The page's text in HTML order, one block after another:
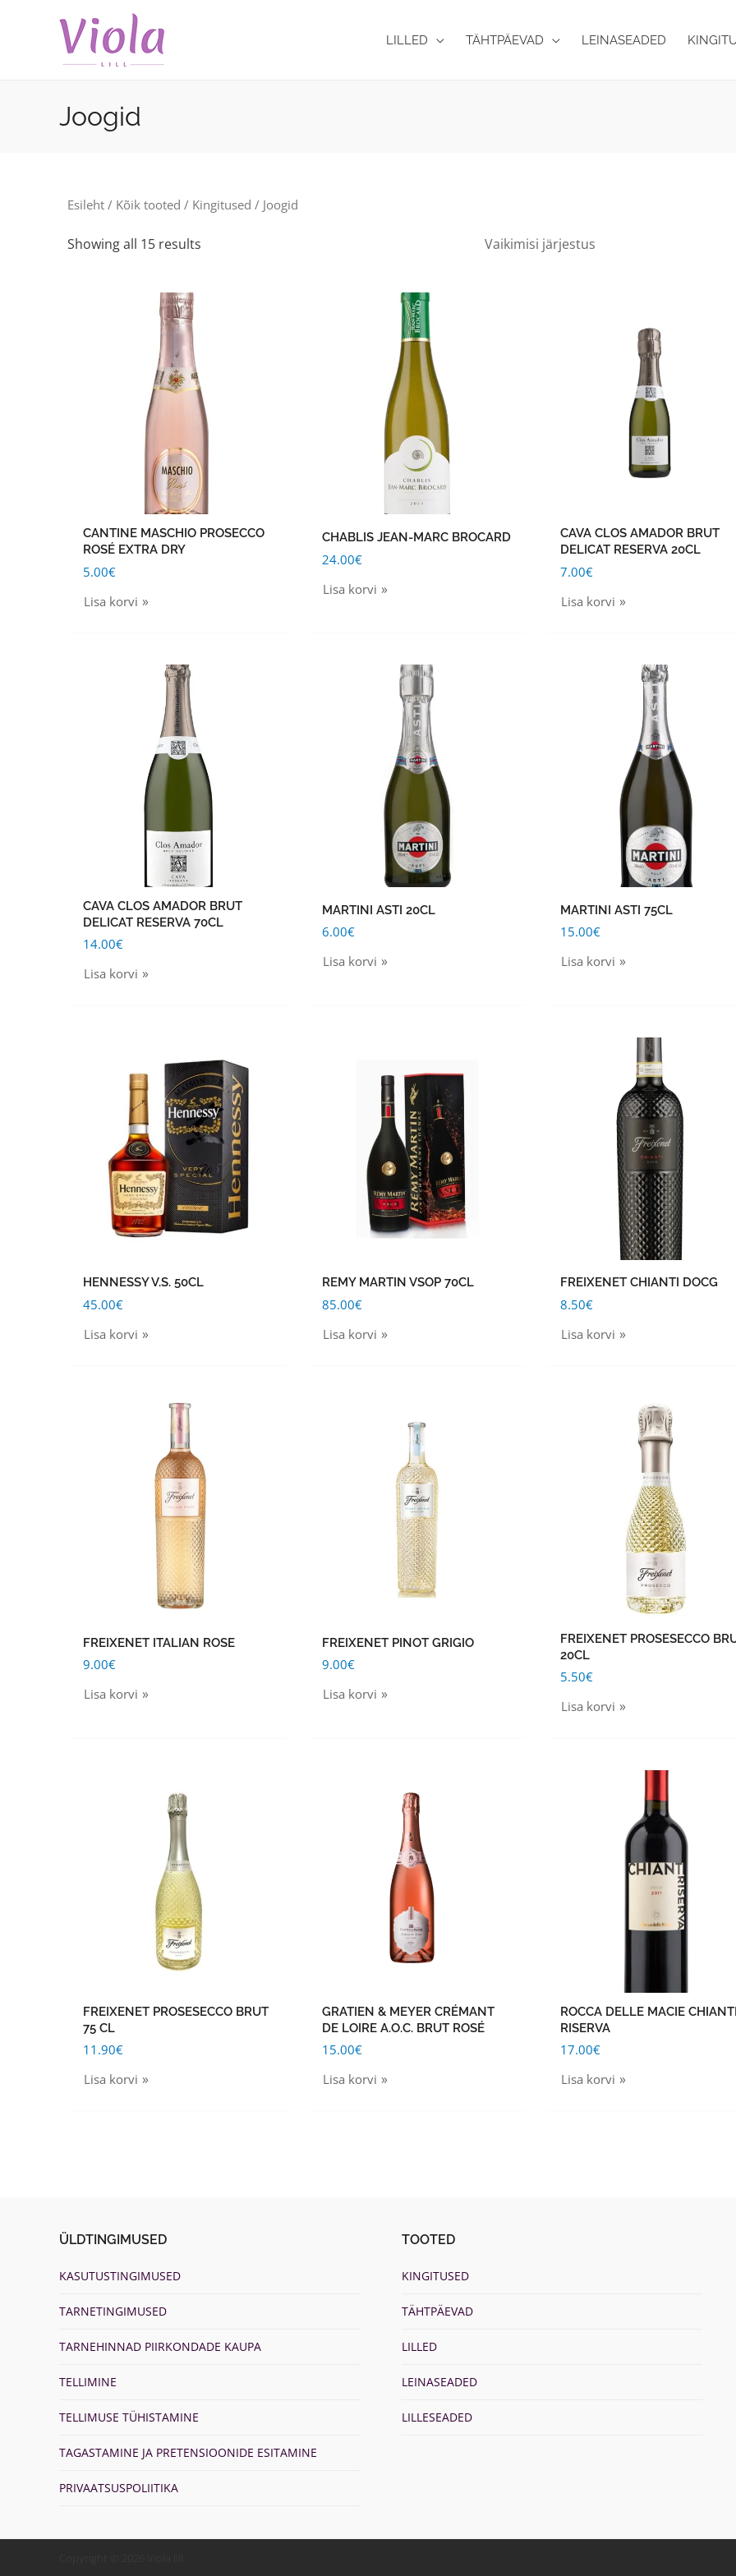
LILLED TÄHTPÄEVAD LEINASEADED
Joogid
Esileht / Kõik tooted / Kingitused / Joogid
Showing all 15 results
CANTINE MASCHIO PROSECCO
ROSÉ EXTRA DRY
5.00€
Lisa korvi
CHABLIS JEAN-MARC BROCARD
24.00€
Lisa korvi
CAVA CLOS AMADOR BRUT
DELICAT RESERVA 20CL
7.00€
Lisa korvi
CAVA CLOS AMADOR BRUT
DELICAT RESERVA 70CL
14.00€
Lisa korvi
MARTINI ASTI 20CL
6.00€
Lisa korvi
MARTINI ASTI 75CL
15.00€
Lisa korvi
HENNESSY V.S. 50CL
45.00€
Lisa korvi
REMY MARTIN VSOP 70CL
85.00€
Lisa korvi
FREIXENET CHIANTI DOCG
8.50€
Lisa korvi
FREIXENET ITALIAN ROSE
9.00€
Lisa korvi
FREIXENET PINOT GRIGIO
9.00€
Lisa korvi
FREIXENET PROSESECCO
20CL
5.50€
Lisa korvi
FREIXENET PROSESECCO BRUT
75 CL
11.90€
Lisa korvi
GRATIEN & MEYER CRÉMANT
DE LOIRE A.O.C. BRUT ROSÉ
15.00€
Lisa korvi
ROCCA DELLE MACIE
RISERVA
17.00€
Lisa korvi
ÜLDTINGIMUSED
KASUTUSTINGIMUSED
TARNETINGIMUSED
TARNEHINNAD PIIRKONDADE KAUPA
TELLIMINE
TELLIMUSE TÜHISTAMINE
TAGASTAMINE JA PRETENSIOONIDE ESITAMINE
PRIVAATSUSPOLIITIKA
TOOTED
KINGITUSED
TÄHTPÄEVAD
LILLED
LEINASEADED
LILLESEADED